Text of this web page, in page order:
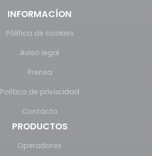
INFORMACÍON
Pólitica de cookies
Aviso legal
Prensa
Política de privacidad
Contacto
PRODUCTOS
Operadores